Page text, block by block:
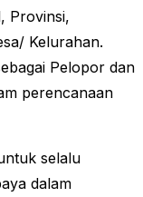
Provinsi,
Kelurahan.
Pelopor dan
perencanaan
selalu
dalam